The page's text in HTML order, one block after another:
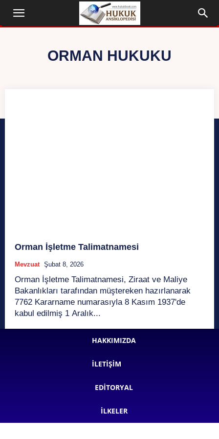
ORMAN HUKUKU
Orman İşletme Talimatnamesi
Mevzuat Şubat 8, 2026
Orman İşletme Talimatnamesi, Ziraat ve Maliye
Bakanlıkları tarafından müştereken hazırlanarak
7762 Kararname numarasıyla 8 Kasım 1937'de
kabul edilmiş 1 Aralık...
HAKKIMIZDA
İLETIŞIM
EDITORYAL
İLKELER